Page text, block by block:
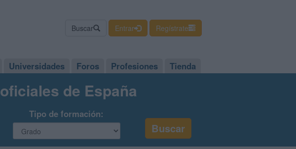
Buscar Entrar Regístrate
Universidades Foros Profesiones Tienda
de España
Tipo de formación: